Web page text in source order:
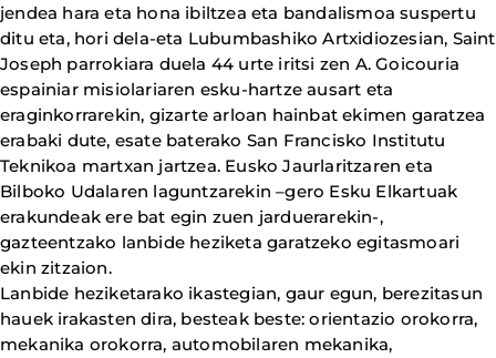
jendea hara eta hona ibiltzea eta bandalismoa suspertu
ditu eta, hori dela-eta Lubumbashiko Artxidiozesian, Saint
Joseph parrokiara duela 44 urte iritsi zen A. Goicouria
espainiar misiolariaren esku-hartze ausart eta
eraginkorrarekin, gizarte arloan hainbat ekimen garatzea
erabaki dute, esate baterako San Francisko Institutu
Teknikoa martxan jartzea. Eusko Jaurlaritzaren eta
Bilboko Udalaren laguntzarekin –gero Esku Elkartuak
erakundeak ere bat egin zuen jarduerarekin-,
gazteentzako lanbide heziketa garatzeko egitasmoari
ekin zitzaion.
Lanbide heziketarako ikastegian, gaur egun, berezitasun
hauek irakasten dira, besteak beste: orientazio orokorra,
mekanika orokorra, automobilaren mekanika,